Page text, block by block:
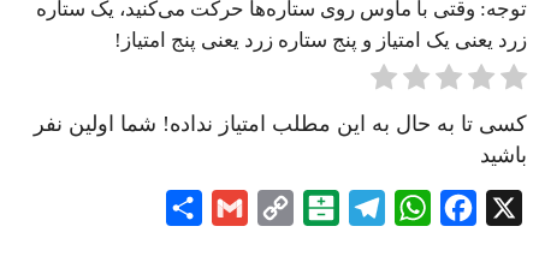
توجه: وقتی با ماوس روی ستاره‌ها حرکت می‌کنید، یک ستاره
زرد یعنی یک امتیاز و پنج ستاره زرد یعنی پنج امتیاز!
کسی تا به حال به این مطلب امتیاز نداده! شما اولین نفر
باشید
X
Facebook
WhatsApp
Telegram
Balatarin
Copy
Gmail